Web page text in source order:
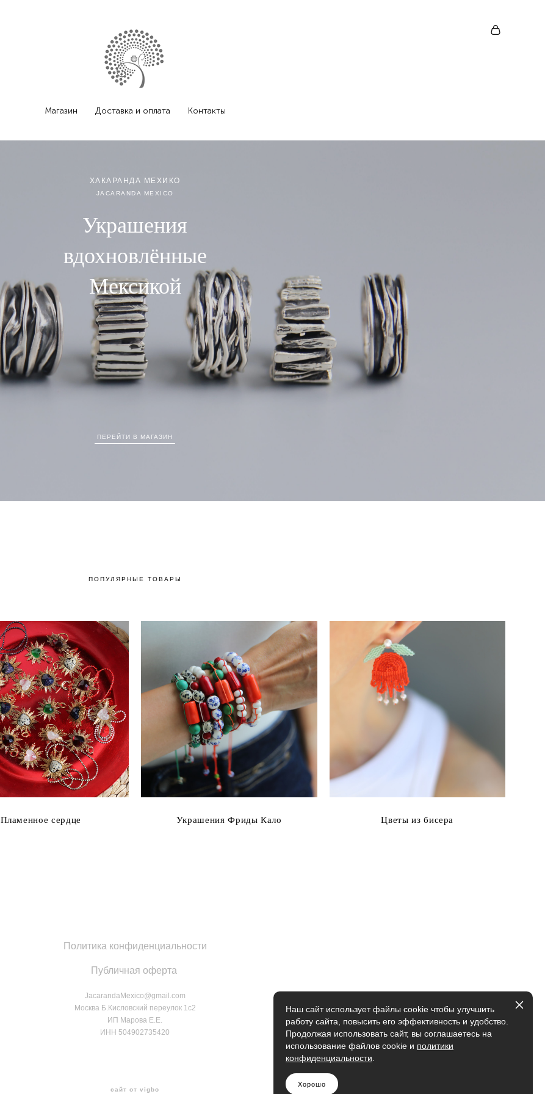
Магазин Доставка и оплата Контакты
ХАКАРАНДА МЕХИКО
JACARANDA MEXICO
Украшения
вдохновлённые
Мексикой
ПЕРЕЙТИ В МАГАЗИН
ПОПУЛЯРНЫЕ ТОВАРЫ
Пламенное сердце Украшения Фриды Кало Цветы из бисера
Политика конфиденциальности
Публичная оферта
JacarandaMexico@gmail.com
Москва Б.Кисловский переулок 1с2
ИП Марова Е.Е.
ИНН 504902735420
сайт от vigbo
Наш сайт использует файлы cookie чтобы улучшить
работу сайта, повысить его эффективность и удобство.
Продолжая использовать сайт, вы соглашаетесь на
использование файлов cookie и политики
конфиденциальности
Хорошо